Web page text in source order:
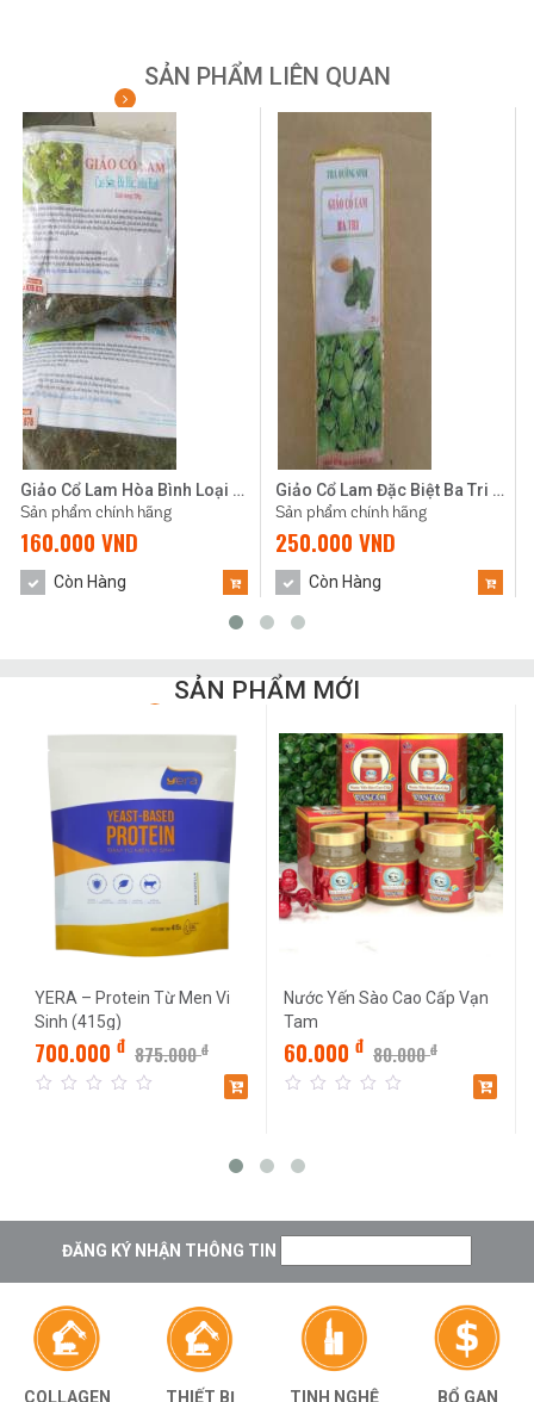
SẢN PHẨM LIÊN QUAN
Giảo Cổ Lam Hòa Bình Loại 2 (500gr)
Sản phẩm chính hãng
160.000 VND
Còn Hàng
Giảo Cổ Lam Đặc Biệt Ba Tri 500gr
Sản phẩm chính hãng
250.000 VND
Còn Hàng
SẢN PHẨM MỚI
YERA – Protein Từ Men Vi
Sinh (415g)
700.000 đ 875.000đ
Nước Yến Sào Cao Cấp Vạn
Tam
60.000 đ 80.000đ
ĐĂNG KÝ NHẬN THÔNG TIN
COLLAGEN THIẾT BỊ TINH NGHỆ BỔ GAN